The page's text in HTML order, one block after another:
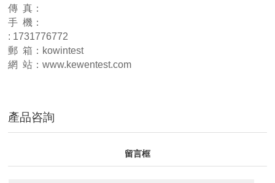
傳 真：
手 機：
: 1731776772
郵 箱：kowintest
網 站：www.kewentest.com
產品咨詢
留言框